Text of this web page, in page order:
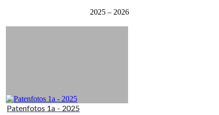
2025 – 2026
Patenfotos 1a - 2025